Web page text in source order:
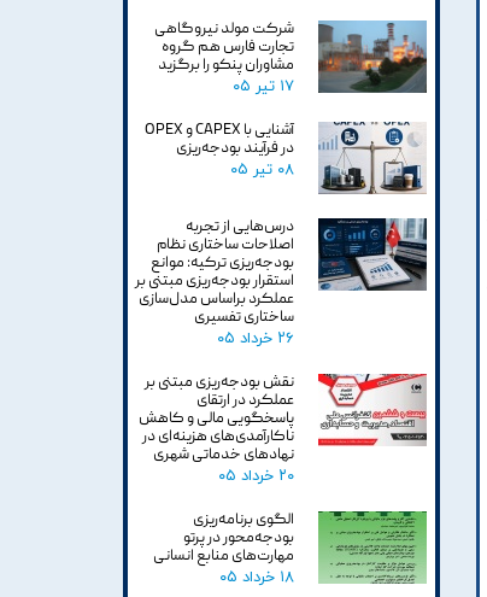
شرکت مولد نیروگاهی
تجارت فارس هم گروه
مشاوران پنکو را برگزید
۱۷ تیر ۰۵
آشنایی با CAPEX و OPEX
در فرآیند بودجه‌ریزی
۰۸ تیر ۰۵
درس‌هایی از تجربه
اصلاحات ساختاری نظام
بودجه‌ریزی ترکیه: موانع
استقرار بودجه‌ریزی مبتنی بر
عملکرد براساس مدل‌سازی
ساختاری تفسیری
۲۶ خرداد ۰۵
نقش بودجه‌ریزی مبتنی بر
عملکرد در ارتقای
پاسخگویی مالی و کاهش
ناکارآمدی‌های هزینه‌ای در
نهادهای خدماتی شهری
۲۰ خرداد ۰۵
الگوی برنامه‌ریزی
بودجه‌محور در پرتو
مهارت‌های منابع انسانی
۱۸ خرداد ۰۵